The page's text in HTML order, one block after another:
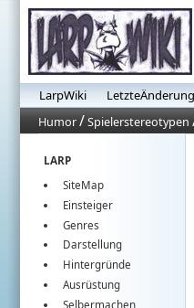
LarpWiki
Humor/Spielerstereotypen
LARP
SiteMap
Einsteiger
Genres
Darstellung
Hintergründe
Ausrüstung
Selbermachen